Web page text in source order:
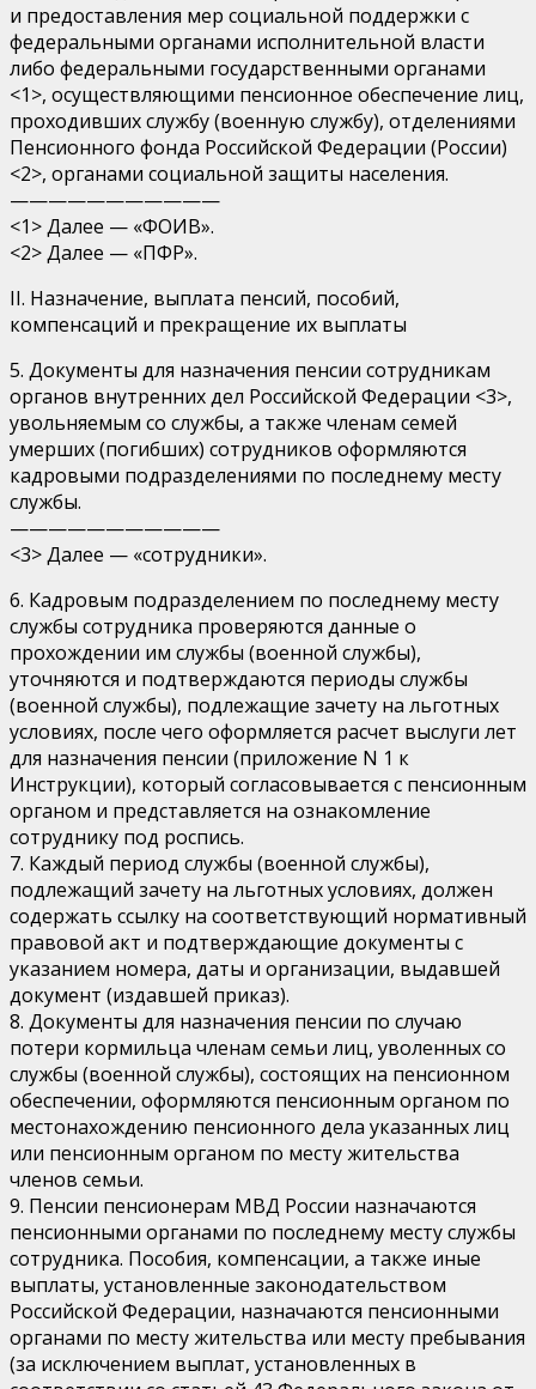
и предоставления мер социальной поддержки с
федеральными органами исполнительной власти
либо федеральными государственными органами
<1>, осуществляющими пенсионное обеспечение лиц,
проходивших службу (военную службу), отделениями
Пенсионного фонда Российской Федерации (России)
<2>, органами социальной защиты населения.
———————————
<1> Далее — «ФОИВ».
<2> Далее — «ПФР».
II. Назначение, выплата пенсий, пособий,
компенсаций и прекращение их выплаты
5. Документы для назначения пенсии сотрудникам
органов внутренних дел Российской Федерации <3>,
увольняемым со службы, а также членам семей
умерших (погибших) сотрудников оформляются
кадровыми подразделениями по последнему месту
службы.
———————————
<3> Далее — «сотрудники».
6. Кадровым подразделением по последнему месту
службы сотрудника проверяются данные о
прохождении им службы (военной службы),
уточняются и подтверждаются периоды службы
(военной службы), подлежащие зачету на льготных
условиях, после чего оформляется расчет выслуги лет
для назначения пенсии (приложение N 1 к
Инструкции), который согласовывается с пенсионным
органом и представляется на ознакомление
сотруднику под роспись.
7. Каждый период службы (военной службы),
подлежащий зачету на льготных условиях, должен
содержать ссылку на соответствующий нормативный
правовой акт и подтверждающие документы с
указанием номера, даты и организации, выдавшей
документ (издавшей приказ).
8. Документы для назначения пенсии по случаю
потери кормильца членам семьи лиц, уволенных со
службы (военной службы), состоящих на пенсионном
обеспечении, оформляются пенсионным органом по
местонахождению пенсионного дела указанных лиц
или пенсионным органом по месту жительства
членов семьи.
9. Пенсии пенсионерам МВД России назначаются
пенсионными органами по последнему месту службы
сотрудника. Пособия, компенсации, а также иные
выплаты, установленные законодательством
Российской Федерации, назначаются пенсионными
органами по месту жительства или месту пребывания
(за исключением выплат, установленных в